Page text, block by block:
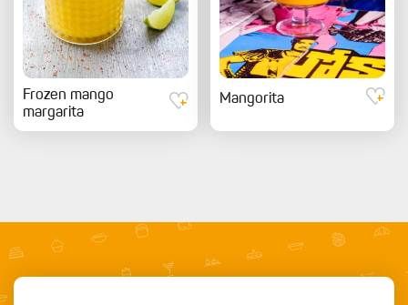
Frozen mango
margarita
Mangorita